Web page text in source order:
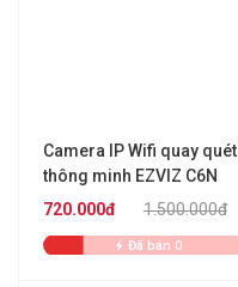
Camera IP Wifi quay quét
thông minh EZVIZ C6N
4MP
1.500.000đ
720.000đ
Đã bán 0